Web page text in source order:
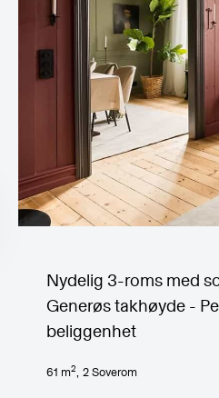
Nydelig 3-roms med
Generøs takhøyde -
beliggenhet
61 m2, 2Soverom